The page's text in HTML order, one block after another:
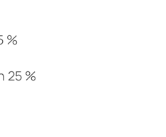
%
25 %